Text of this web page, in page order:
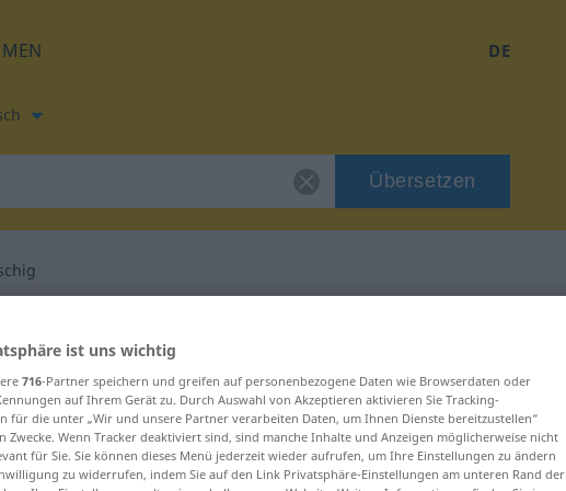
DE
Übersetzen
für "tollpatschig"
ist uns wichtig
716-Partner speichern und greifen auf personenbezogene Daten wie Browserdaten oder
auf Ihrem Gerät zu. Durch Auswahl von Akzeptieren aktivieren Sie Tracking-
für die unter „Wir und unsere Partner verarbeiten Daten, um Ihnen Dienste bereitzustellen“
Zwecke. Wenn Tracker deaktiviert sind, sind manche Inhalte und Anzeigen möglicherweise nicht
für Sie. Sie können dieses Menü jederzeit wieder aufrufen, um Ihre Einstellungen zu ändern
zu widerrufen, indem Sie auf den Link Privatsphäre-Einstellungen am unteren Rand der